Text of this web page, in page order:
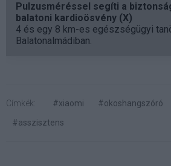
Pulzusméréssel segíti a
balatoni kardioösvény (X)
4 és egy 8 km-es egészségügyi
Balatonalmádiban.
Címkék: #xiaomi #okoshangszóró
#asszisztens